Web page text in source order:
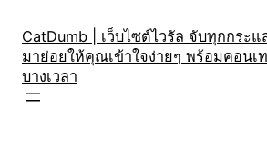
content
CatDumb | เว็บไซต์ไวรัล จับทุกกระ
มาย่อยให้คุณเข้าใจง่ายๆ พร้อมคอนเ
บางเวลา